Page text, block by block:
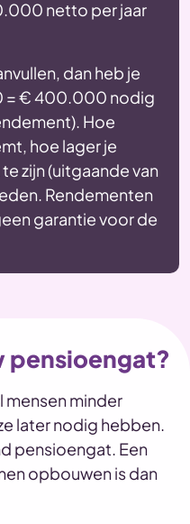
netto per jaar
dan heb je
= € 400.000 nodig
Hoe
hoe lager je
zijn (uitgaande van
Rendementen
garantie voor de
pensioengat?
mensen minder
later nodig hebben.
pensioengat. Een
opbouwen is dan